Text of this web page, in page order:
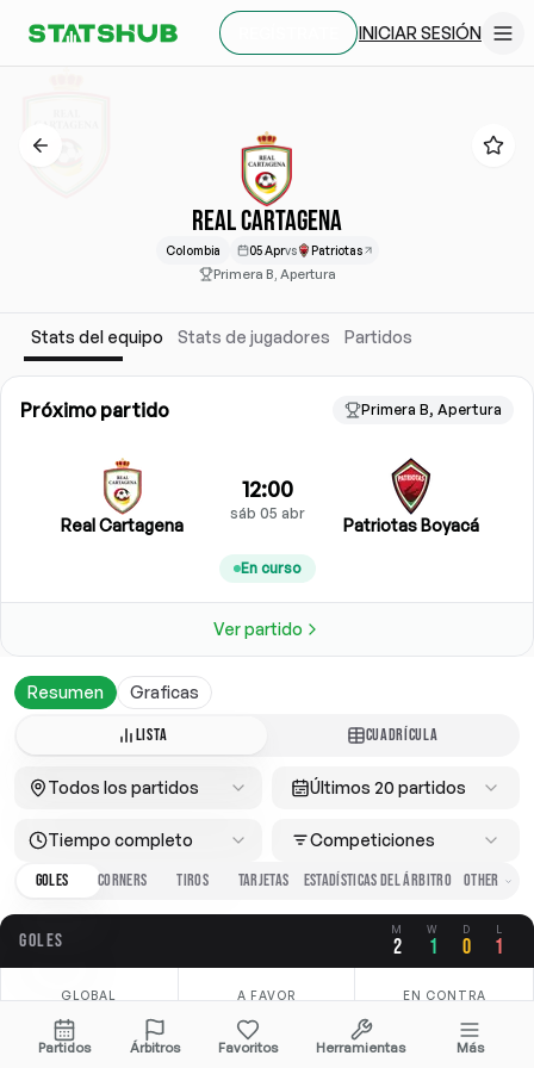
INICIAR SESIÓN
REAL CARTAGENA
Colombia 05 Aprvs Patriotas
Primera B, Apertura
Stats del equipo Stats de jugadores Partidos
Próximo partido Primera B, Apertura
Real Cartagena
12:00
sáb 05 abr
Patriotas Boyacá
En curso
Ver partido
Resumen Graficas
LISTA CUADRÍCULA
Todos los partidos Últimos 20 partidos
Tiempo completo
Competiciones
GOLES
CORNERS TIROS TARJETAS ESTADÍSTICAS DEL ÁRBITRO
GOLES M
2
W
1
D
0
L
1
GLOBAL
3.50
A FAVOR
2.50
EN CONTRA
1.00
Partidos Árbitros Favoritos Herramientas Más